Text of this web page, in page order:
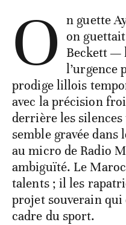
O n guette
on
Beckett —
l’urgence
prodige lillois
avec la précision
derrière les
semble gravée
au micro de Radio
ambiguïté. Le
talents ; il les
projet souverain qui
cadre du sport.